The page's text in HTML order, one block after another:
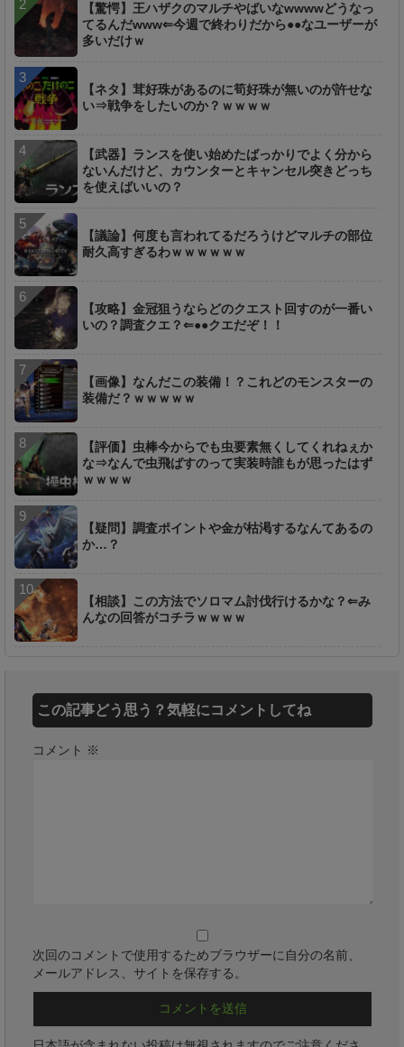
【驚愕】王ハザクのマルチやばいなwwwwどうなっ
てるんだwww⇐今週で終わりだから●●なユーザーが
多いだけｗ
【ネタ】茸好珠があるのに筍好珠が無いのが許せな
い⇒戦争をしたいのか？ｗｗｗｗ
【武器】ランスを使い始めたばっかりでよく分から
ないんだけど、カウンターとキャンセル突きどっち
を使えばいいの？
【議論】何度も言われてるだろうけどマルチの部位
耐久高すぎるわｗｗｗｗｗｗ
【攻略】金冠狙うならどのクエスト回すのが一番い
いの？調査クエ？⇐●●クエだぞ！！
【画像】なんだこの装備！？これどのモンスターの
装備だ？ｗｗｗｗｗ
【評価】虫棒今からでも虫要素無くしてくれねぇか
な⇒なんで虫飛ばすのって実装時誰もが思ったはず
ｗｗｗｗ
【疑問】調査ポイントや金が枯渇するなんてあるの
か…？
【相談】この方法でソロマム討伐行けるかな？⇐み
んなの回答がコチラｗｗｗｗ
この記事どう思う？気軽にコメントしてね
コメント ※
次回のコメントで使用するためブラウザーに自分の名前、
メールアドレス、サイトを保存する。